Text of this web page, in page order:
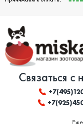
Связаться с